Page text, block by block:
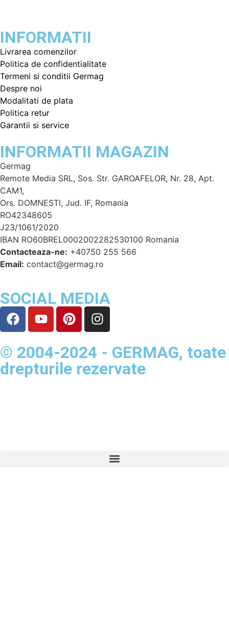
INFORMATII
Livrarea comenzilor
Politica de confidentialitate
Termeni si conditii Germag
Despre noi
Modalitati de plata
Politica retur
Garantii si service
INFORMATII MAGAZIN
Germag
Remote Media SRL, Sos. Str. GAROAFELOR, Nr. 28, Apt.
CAM1,
Ors. DOMNESTI, Jud. IF, Romania
RO42348605
J23/1061/2020
IBAN RO60BREL0002002282530100 Romania
Contacteaza-ne: +40750 255 566
Email: contact@germag.ro
SOCIAL MEDIA
© 2004-2024 - GERMAG, toate
drepturile rezervate